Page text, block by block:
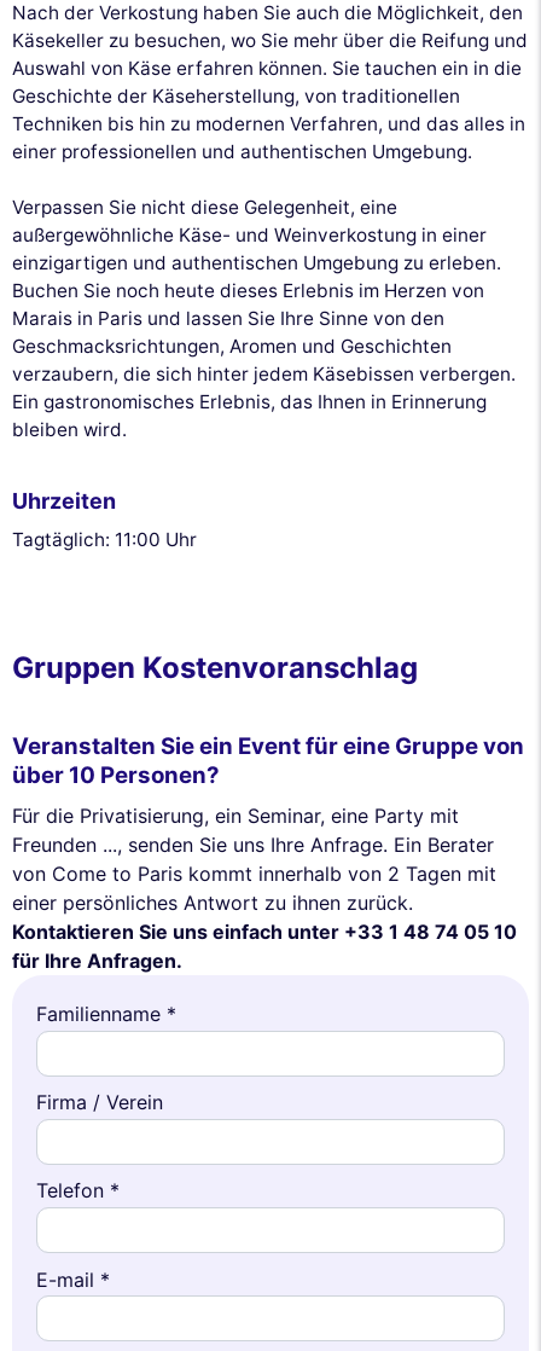
Nach der Verkostung haben Sie auch die Möglichkeit, den
Käsekeller zu besuchen, wo Sie mehr über die Reifung und
Auswahl von Käse erfahren können. Sie tauchen ein in die
Geschichte der Käseherstellung, von traditionellen
Techniken bis hin zu modernen Verfahren, und das alles in
einer professionellen und authentischen Umgebung.
Verpassen Sie nicht diese Gelegenheit, eine
außergewöhnliche Käse- und Weinverkostung in einer
einzigartigen und authentischen Umgebung zu erleben.
Buchen Sie noch heute dieses Erlebnis im Herzen von
Marais in Paris und lassen Sie Ihre Sinne von den
Geschmacksrichtungen, Aromen und Geschichten
verzaubern, die sich hinter jedem Käsebissen verbergen.
Ein gastronomisches Erlebnis, das Ihnen in Erinnerung
bleiben wird.
Uhrzeiten
Tagtäglich: 11:00 Uhr
Gruppen Kostenvoranschlag
Veranstalten Sie ein Event für eine Gruppe von
über 10 Personen?
Für die Privatisierung, ein Seminar, eine Party mit
Freunden ..., senden Sie uns Ihre Anfrage. Ein Berater
von Come to Paris kommt innerhalb von 2 Tagen mit
einer persönliches Antwort zu ihnen zurück.
Kontaktieren Sie uns einfach unter +33 1 48 74 05 10
für Ihre Anfragen.
Familienname *
Firma / Verein
Telefon *
E-mail *